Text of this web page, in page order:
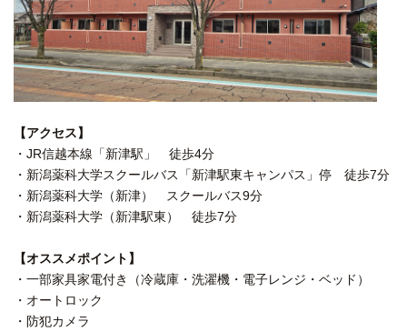
【アクセス】
・JR信越本線「新津駅」 徒歩4分
・新潟薬科大学スクールバス「新津駅東キャンパス」停 徒歩7分
・新潟薬科大学（新津） スクールバス9分
・新潟薬科大学（新津駅東） 徒歩7分
【オススメポイント】
・一部家具家電付き（冷蔵庫・洗濯機・電子レンジ・ベッド）
・オートロック
・防犯カメラ